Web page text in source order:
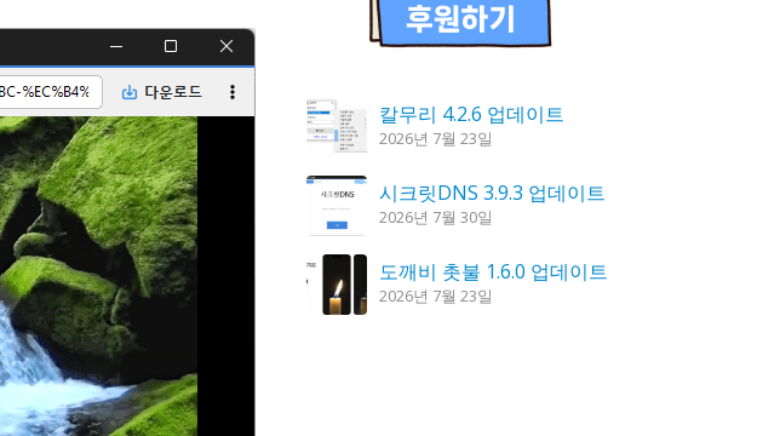
칼무리 4.2.6 업데이트
2026년 7월 23일
시크릿DNS 3.9.3 업데이트
2026년 7월 30일
도깨비 촛불 1.6.0 업데이트
2026년 7월 23일